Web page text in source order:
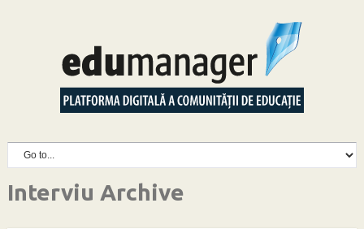
Interviu Archive